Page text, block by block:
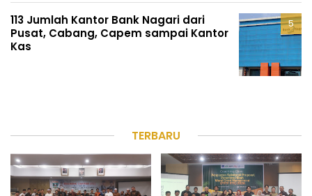
113 Jumlah Kantor Bank Nagari dari
Pusat, Cabang, Capem sampai Kantor
Kas
TERBARU